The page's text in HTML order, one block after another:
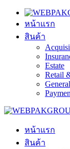
หน้าแรก
สินค้า
Estate
Retail
หน้าแรก
สินค้า